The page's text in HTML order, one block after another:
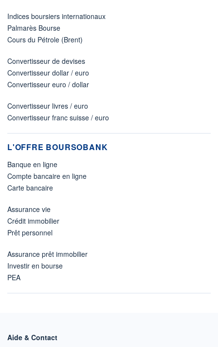
Indices boursiers internationaux
Palmarès Bourse
Cours du Pétrole (Brent)
Convertisseur de devises
Convertisseur dollar / euro
Convertisseur euro / dollar
Convertisseur livres / euro
Convertisseur franc suisse / euro
L'OFFRE BOURSOBANK
Banque en ligne
Compte bancaire en ligne
Carte bancaire
Assurance vie
Crédit immobilier
Prêt personnel
Assurance prêt immobilier
Investir en bourse
PEA
Aide & Contact